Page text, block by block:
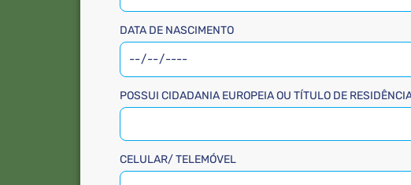
DATA DE NASCIMENTO
POSSUI CIDADANIA EUROPEIA OU TÍTULO DE
CELULAR/ TELEMÓVEL